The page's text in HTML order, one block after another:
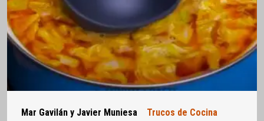
Mar Gavilán y Javier Muniesa Trucos de Cocina